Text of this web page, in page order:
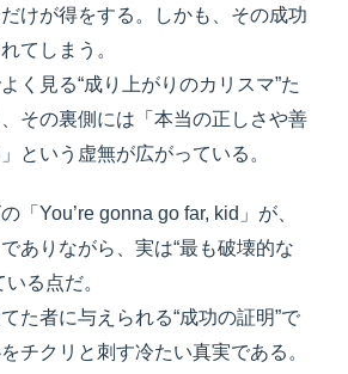
けが得をする。しかも、その成功
てしまう。
く見る“成り上がりのカリスマ”た
その裏側には「本当の正しさや善
という虚無が広がっている。
「You’re gonna go far, kid」が、
ありながら、実は“最も破壊的な
る点だ。
た者に与えられる“成功の証明”で
チクリと刺す冷たい真実である。